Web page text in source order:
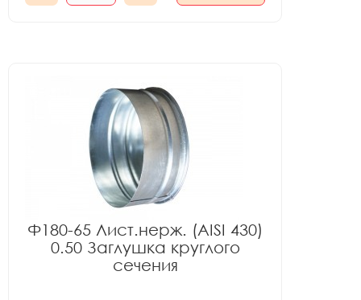
Ф180-65 Лист.нерж. (AISI 430)
0.50 Заглушка круглого
сечения